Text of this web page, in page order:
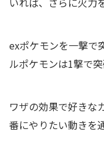
exポケモンを一撃で
ルポケモンは1撃で突
ワザの効果で好きな
番にやりたい動きを